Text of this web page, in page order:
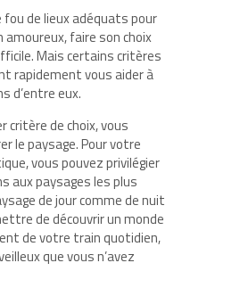
fou de lieux adéquats pour
amoureux, faire son choix
Mais certains critères
rapidement vous aider à
d’entre eux.
critère de choix, vous
le paysage. Pour votre
vous pouvez privilégier
aux paysages les plus
de jour comme de nuit
de découvrir un monde
de votre train quotidien,
que vous n’avez